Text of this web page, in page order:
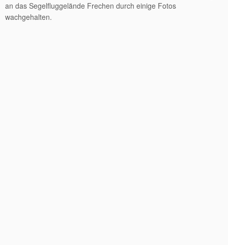
an das Segelfluggelände Frechen durch einige Fotos
wachgehalten.